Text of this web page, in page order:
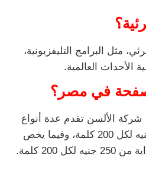
مثل البرامج التليفزيونية،
الأحداث العالمية.
في مصر؟
شركة الألسن تقدم عدة أنواع
من الترجمة تبدأ من 175 جنيه لكل 200 كلمة، وفيما يخص
200 كلمة.